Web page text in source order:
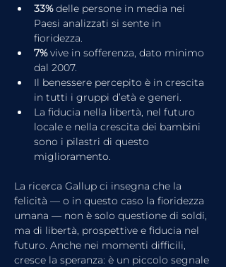
33% delle persone in media nei
Paesi analizzati si sente in
fioridezza.
7% vive in sofferenza, dato minimo
dal 2007.
Il benessere percepito è in crescita
in tutti i gruppi d’età e generi.
La fiducia nella libertà, nel futuro
locale e nella crescita dei bambini
sono i pilastri di questo
miglioramento.
La ricerca Gallup ci insegna che la
felicità — o in questo caso la fioridezza
umana — non è solo questione di soldi,
ma di libertà, prospettive e fiducia nel
futuro. Anche nei momenti difficili,
cresce la speranza: è un piccolo segnale